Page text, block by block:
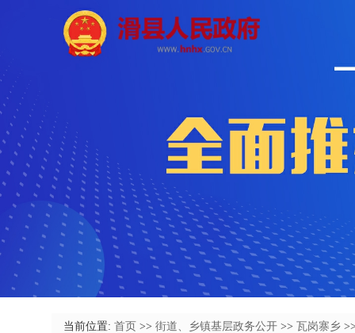
当前位置: 首页 >> 街道、乡镇基层政务公开 >> 瓦岗寨乡